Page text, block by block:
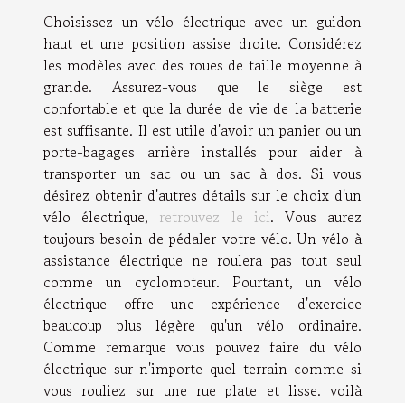
Choisissez un vélo électrique avec un guidon
haut et une position assise droite. Considérez
les modèles avec des roues de taille moyenne à
grande. Assurez-vous que le siège est
confortable et que la durée de vie de la batterie
est suffisante. Il est utile d'avoir un panier ou un
porte-bagages arrière installés pour aider à
transporter un sac ou un sac à dos. Si vous
désirez obtenir d'autres détails sur le choix d'un
vélo électrique, retrouvez le ici. Vous aurez
toujours besoin de pédaler votre vélo. Un vélo à
assistance électrique ne roulera pas tout seul
comme un cyclomoteur. Pourtant, un vélo
électrique offre une expérience d'exercice
beaucoup plus légère qu'un vélo ordinaire.
Comme remarque vous pouvez faire du vélo
électrique sur n'importe quel terrain comme si
vous rouliez sur une rue plate et lisse. voilà